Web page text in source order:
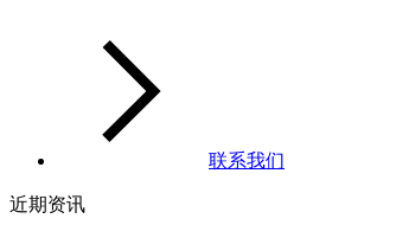
联系我们
近期资讯